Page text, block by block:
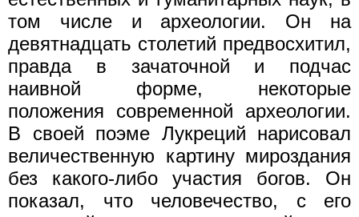
том числе и археологии. Он на
девятнадцать столетий предвосхитил,
правда в зачаточной и подчас
наивной форме, некоторые
положения современной археологии.
В своей поэме Лукреций нарисовал
величественную картину мироздания
без какого-либо участия богов. Он
показал, что человечество, с его